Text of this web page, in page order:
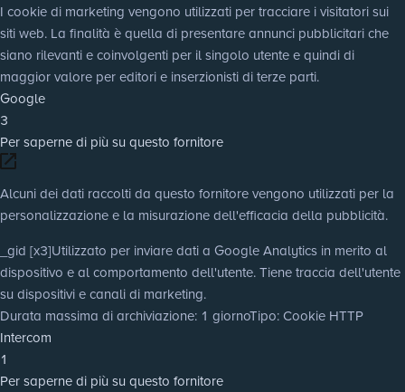
I cookie di marketing vengono utilizzati per tracciare i visitatori sui
siti web. La finalità è quella di presentare annunci pubblicitari che
siano rilevanti e coinvolgenti per il singolo utente e quindi di
maggior valore per editori e inserzionisti di terze parti.
Google
3
Per saperne di più su questo fornitore
Alcuni dei dati raccolti da questo fornitore vengono utilizzati per la
personalizzazione e la misurazione dell'efficacia della pubblicità.
_gid [x3]Utilizzato per inviare dati a Google Analytics in merito al
dispositivo e al comportamento dell'utente. Tiene traccia dell'utente
su dispositivi e canali di marketing.
Durata massima di archiviazione: 1 giornoTipo: Cookie HTTP
Intercom
1
Per saperne di più su questo fornitore